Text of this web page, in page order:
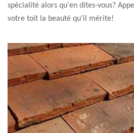
spécialité alors qu'en dites-vous?
votre toit la beauté qu'il mérite!